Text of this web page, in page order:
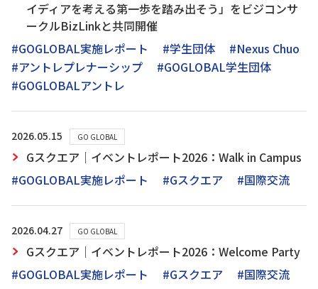
イディアを考える第一歩を踏み出そう」をビジコンサ
ークルBizLinkと共同開催
#GOGLOBAL実施レポート
#学生団体
#Nexus Chuo
#アントレプレナーシップ
#GOGLOBAL学生団体
#GOGLOBALアントレ
2026.05.15 GO GLOBAL
Gスクエア｜イベントレポート2026：Walk in Campus
#GOGLOBAL実施レポート
#Gスクエア #国際交流
2026.04.27 GO GLOBAL
Gスクエア｜イベントレポート2026：Welcome Party
#GOGLOBAL実施レポート
#Gスクエア #国際交流